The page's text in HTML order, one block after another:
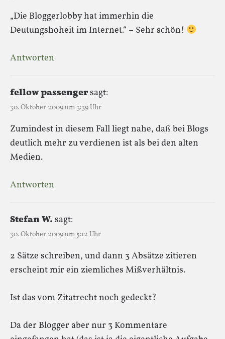
„Die Bloggerlobby hat immerhin die
Deutungshoheit im Internet.“ – Sehr schön!
Antworten
fellow passengersagt:
30. Oktober 2009 um 3:39 Uhr
Zumindest in diesem Fall liegt nahe, daß bei Blogs
deutlich mehr zu verdienen ist als bei den alten
Medien.
Antworten
Stefan W. sagt:
30. Oktober 2009 um 5:12 Uhr
2 Sätze schreiben, und dann 3 Absätze zitieren
erscheint mir ein ziemliches Mißverhältnis.
Ist das vom Zitatrecht noch gedeckt?
Da der Blogger aber nur 3 Kommentare